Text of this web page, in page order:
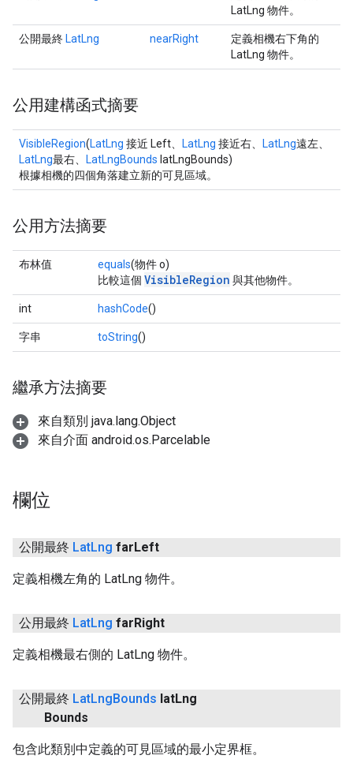
LatLng 物件。
公開最終 LatLng nearRight
定義相機右下角的
LatLng 物件。
公用建構函式摘要
VisibleRegion(LatLng 接近 Left、 LatLng 接近右、 LatLng遠左、
LatLng最右、 LatLngBounds latLngBounds)
根據相機的四個角落建立新的可見區域。
公用方法摘要
布林值 equals(物件 o)
比較這個 VisibleRegion 與其他物件。
int hashCode()
字串 toString()
繼承方法摘要
來自類別 java.lang.Object
來自介面 android.os.Parcelable
欄位
公開最終 LatLng farLeft
定義相機左角的 LatLng 物件。
公用最終 LatLng farRight
定義相機最右側的 LatLng 物件。
公開最終 LatLngBounds latLng
Bounds
包含此類別中定義的可見區域的最小定界框。